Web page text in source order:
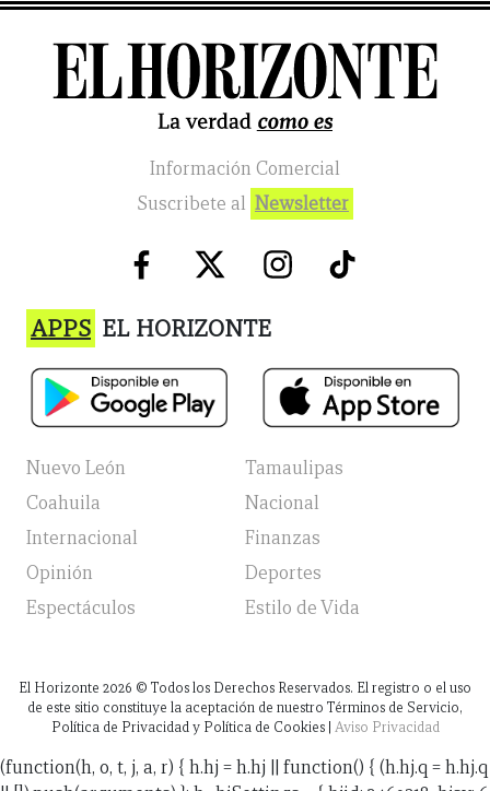
Información Comercial
Suscribete al Newsletter
APPS EL HORIZONTE
Nuevo León
Tamaulipas
Coahuila
Nacional
Internacional
Finanzas
Opinión
Deportes
Espectáculos
Estilo de Vida
El Horizonte 2026 © Todos los Derechos Reservados. El registro o el uso
de este sitio constituye la aceptación de nuestro Términos de Servicio,
Política de Privacidad y Política de Cookies | Aviso Privacidad
(function(h, o, t, j, a, r) { h.hj = h.hj || function() { (h.hj.q = h.hj.q